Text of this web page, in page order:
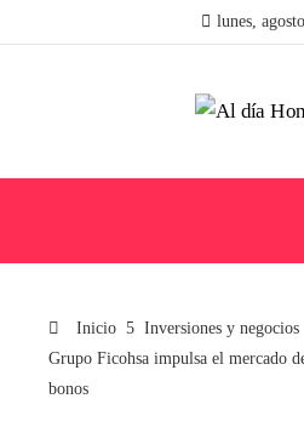
lunes,
Inicio
Inversiones y negocios
Grupo Ficohsa impulsa el mercado
bonos